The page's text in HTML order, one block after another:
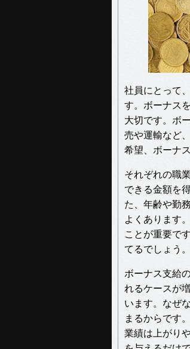
社員にとって
す。ボーナス
大切です。ボ
売や運輸など
希望、ボーナ
それぞれの職
できる金額を
た、年齢や勤
よくあります
ことが重要で
てるでしょう。
ボーナス支給
れるケースが
います。なぜ
まるからです
業績は上がり